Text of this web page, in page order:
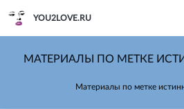
YOU2LOVE.RU
МАТЕРИАЛЫ ПО МЕТКЕ
Материалы по метке